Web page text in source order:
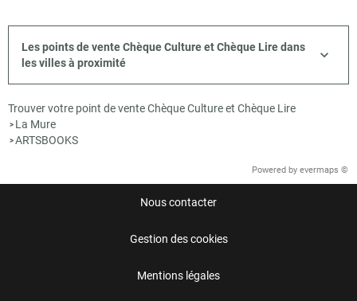
Les points de vente Chèque Culture et Chèque Lire dans
les villes à proximité
Trouver votre point de vente Chèque Culture et Chèque Lire
> La Mure
>ARTSBOOKS
Powered by evermaps ©
Nous contacter
Gestion des cookies
Mentions légales